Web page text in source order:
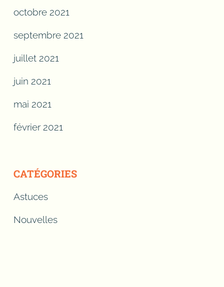
octobre 2021
septembre 2021
juillet 2021
juin 2021
mai 2021
février 2021
CATÉGORIES
Astuces
Nouvelles